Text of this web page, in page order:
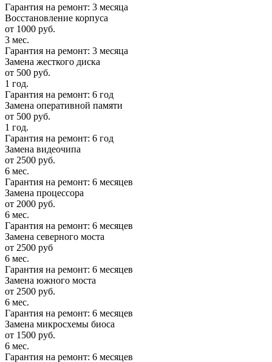
Гарантия на ремонт: 3 месяца
Восстановление корпуса
от 1000 руб.
3 мес.
Гарантия на ремонт: 3 месяца
Замена жесткого диска
от 500 руб.
1 год.
Гарантия на ремонт: 6 год
Замена оперативной памяти
от 500 руб.
1 год.
Гарантия на ремонт: 6 год
Замена видеочипа
от 2500 руб.
6 мес.
Гарантия на ремонт: 6 месяцев
Замена процессора
от 2000 руб.
6 мес.
Гарантия на ремонт: 6 месяцев
Замена северного моста
от 2500 руб
6 мес.
Гарантия на ремонт: 6 месяцев
Замена южного моста
от 2500 руб.
6 мес.
Гарантия на ремонт: 6 месяцев
Замена микросхемы биоса
от 1500 руб.
6 мес.
Гарантия на ремонт: 6 месяцев